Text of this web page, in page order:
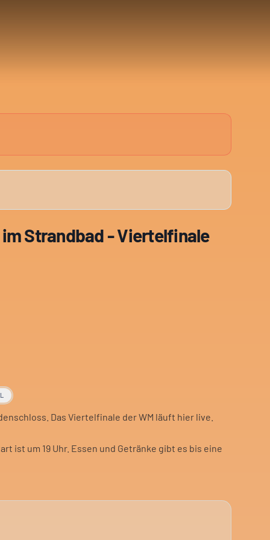
Strandbad - Viertelfinale
Das Viertelfinale der WM läuft hier live.
ist um 19 Uhr. Essen und Getränke gibt es bis eine